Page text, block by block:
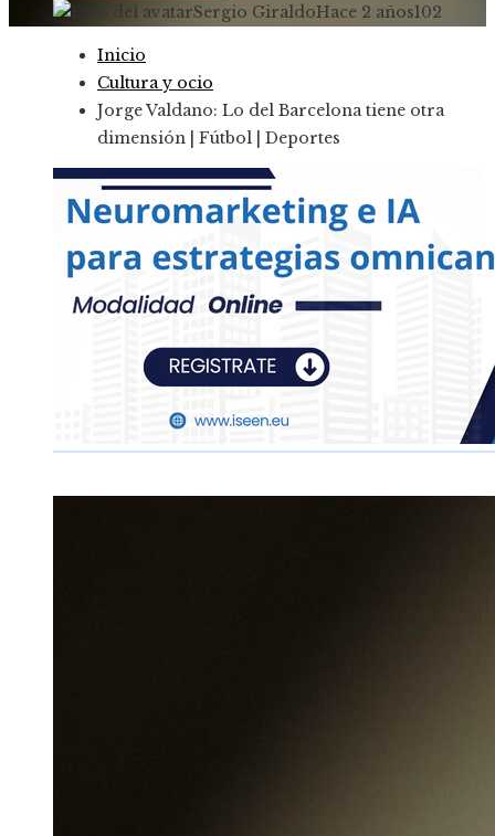
Sergio GiraldoHace 2 años102
Inicio
Cultura y ocio
Jorge Valdano: Lo del Barcelona tiene otra
dimensión | Fútbol | Deportes